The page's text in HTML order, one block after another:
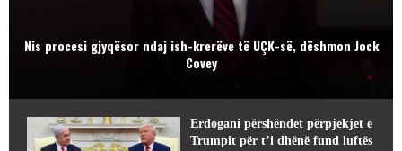
Nis procesi gjyqësor ndaj ish-krerëve të UÇK-së, dëshmon Jock
Covey
Erdogani përshëndet përpjekjet e
Trumpit për t’i dhënë fund luftës